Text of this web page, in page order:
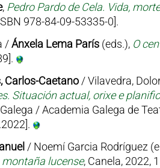
, Pedro Pardo de Cela. Vida,
978-84-09-53335-0].
/Ánxela Lema París(eds.), O
Carlos-Caetano/ Vilavedra,
Situación actual, orixe e
/ Academia Galega de
/ Noemí Garcia Rodríguez
lucense, Canela, 2022,